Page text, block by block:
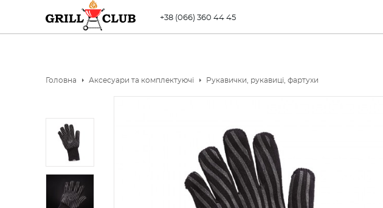
+38 (066) 360 44 45
Головна Аксесуари та комплектуючі Рукавички, рукавиці, фартухи